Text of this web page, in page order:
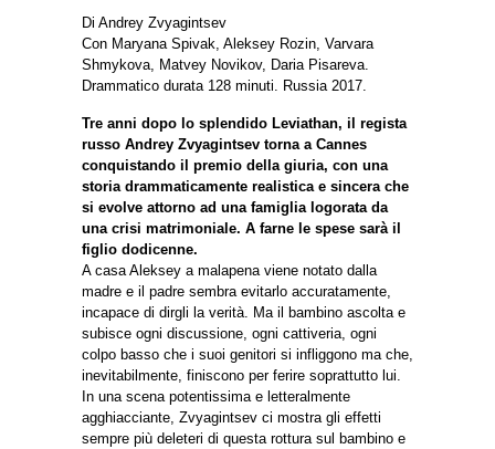
Di Andrey Zvyagintsev
Con Maryana Spivak, Aleksey Rozin, Varvara
Shmykova, Matvey Novikov, Daria Pisareva.
Drammatico durata 128 minuti. Russia 2017.
Tre anni dopo lo splendido Leviathan, il regista
russo Andrey Zvyagintsev torna a Cannes
conquistando il premio della giuria, con una
storia drammaticamente realistica e sincera che
si evolve attorno ad una famiglia logorata da
una crisi matrimoniale. A farne le spese sarà il
figlio dodicenne.
A casa Aleksey a malapena viene notato dalla
madre e il padre sembra evitarlo accuratamente,
incapace di dirgli la verità. Ma il bambino ascolta e
subisce ogni discussione, ogni cattiveria, ogni
colpo basso che i suoi genitori si infliggono ma che,
inevitabilmente, finiscono per ferire soprattutto lui.
In una scena potentissima e letteralmente
agghiacciante, Zvyagintsev ci mostra gli effetti
sempre più deleteri di questa rottura sul bambino e